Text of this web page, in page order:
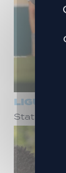
LIGUE 3
Statut quo